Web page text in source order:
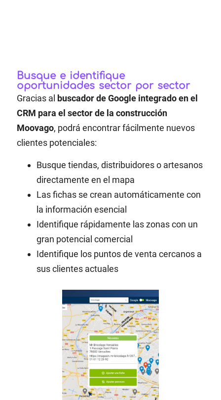
Busque e identifique
oportunidades sector por sector
Gracias al buscador de Google integrado en el
CRM para el sector de la construcción
Moovago, podrá encontrar fácilmente nuevos
clientes potenciales:
Busque tiendas, distribuidores o artesanos
directamente en el mapa
Las fichas se crean automáticamente con
la información esencial
Identifique rápidamente las zonas con un
gran potencial comercial
Identifique los puntos de venta cercanos a
sus clientes actuales